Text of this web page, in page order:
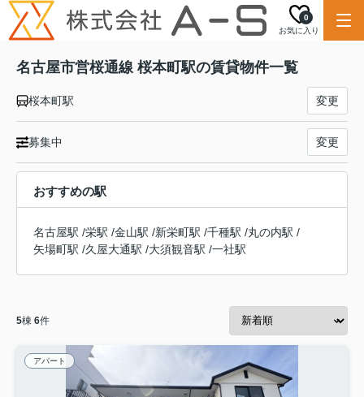
お気に入り
0
名古屋市営桜通線 桜本町駅の賃貸物件一覧
桜本町駅 変更
募集中 変更
おすすめの駅
名古屋駅 /栄駅 /金山駅 /新栄町駅 /千種駅 /丸の内駅 /
矢場町駅 /久屋大通駅 /大須観音駅 /一社駅
5棟 6件
アパート